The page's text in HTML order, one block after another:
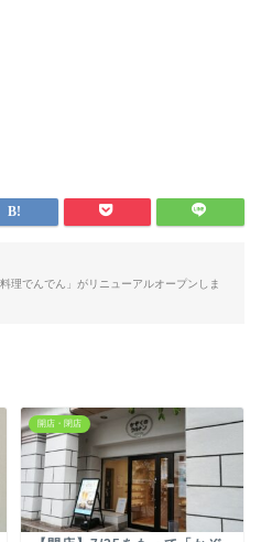
理でんでん」がリニューアルオープンしま
開店・閉店